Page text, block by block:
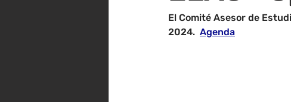
El Comité Asesor de
2024. Agenda